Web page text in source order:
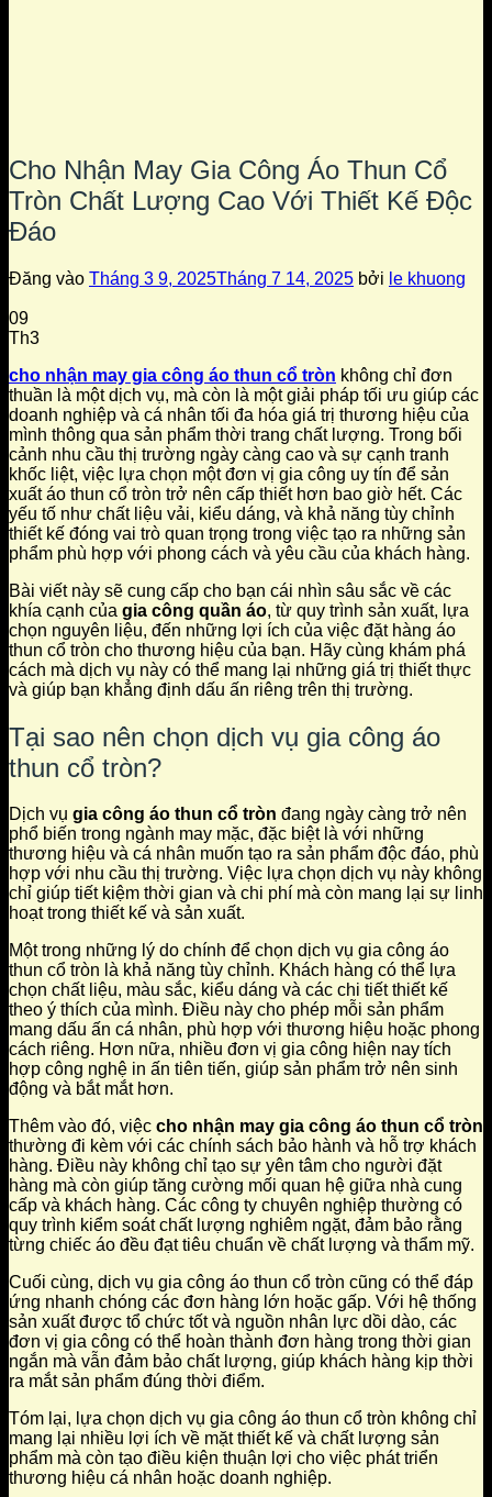
Cho Nhận May Gia Công Áo Thun Cổ
Tròn Chất Lượng Cao Với Thiết Kế Độc
Đáo
Đăng vào Tháng 3 9, 2025Tháng 7 14, 2025 bởi le khuong
09
Th3
cho nhận may gia công áo thun cổ tròn không chỉ đơn
thuần là một dịch vụ, mà còn là một giải pháp tối ưu giúp các
doanh nghiệp và cá nhân tối đa hóa giá trị thương hiệu của
mình thông qua sản phẩm thời trang chất lượng. Trong bối
cảnh nhu cầu thị trường ngày càng cao và sự cạnh tranh
khốc liệt, việc lựa chọn một đơn vị gia công uy tín để sản
xuất áo thun cổ tròn trở nên cấp thiết hơn bao giờ hết. Các
yếu tố như chất liệu vải, kiểu dáng, và khả năng tùy chỉnh
thiết kế đóng vai trò quan trọng trong việc tạo ra những sản
phẩm phù hợp với phong cách và yêu cầu của khách hàng.
Bài viết này sẽ cung cấp cho bạn cái nhìn sâu sắc về các
khía cạnh của gia công quần áo, từ quy trình sản xuất, lựa
chọn nguyên liệu, đến những lợi ích của việc đặt hàng áo
thun cổ tròn cho thương hiệu của bạn. Hãy cùng khám phá
cách mà dịch vụ này có thể mang lại những giá trị thiết thực
và giúp bạn khẳng định dấu ấn riêng trên thị trường.
Tại sao nên chọn dịch vụ gia công áo
thun cổ tròn?
Dịch vụ gia công áo thun cổ tròn đang ngày càng trở nên
phổ biến trong ngành may mặc, đặc biệt là với những
thương hiệu và cá nhân muốn tạo ra sản phẩm độc đáo, phù
hợp với nhu cầu thị trường. Việc lựa chọn dịch vụ này không
chỉ giúp tiết kiệm thời gian và chi phí mà còn mang lại sự linh
hoạt trong thiết kế và sản xuất.
Một trong những lý do chính để chọn dịch vụ gia công áo
thun cổ tròn là khả năng tùy chỉnh. Khách hàng có thể lựa
chọn chất liệu, màu sắc, kiểu dáng và các chi tiết thiết kế
theo ý thích của mình. Điều này cho phép mỗi sản phẩm
mang dấu ấn cá nhân, phù hợp với thương hiệu hoặc phong
cách riêng. Hơn nữa, nhiều đơn vị gia công hiện nay tích
hợp công nghệ in ấn tiên tiến, giúp sản phẩm trở nên sinh
động và bắt mắt hơn.
Thêm vào đó, việc cho nhận may gia công áo thun cổ tròn
thường đi kèm với các chính sách bảo hành và hỗ trợ khách
hàng. Điều này không chỉ tạo sự yên tâm cho người đặt
hàng mà còn giúp tăng cường mối quan hệ giữa nhà cung
cấp và khách hàng. Các công ty chuyên nghiệp thường có
quy trình kiểm soát chất lượng nghiêm ngặt, đảm bảo rằng
từng chiếc áo đều đạt tiêu chuẩn về chất lượng và thẩm mỹ.
Cuối cùng, dịch vụ gia công áo thun cổ tròn cũng có thể đáp
ứng nhanh chóng các đơn hàng lớn hoặc gấp. Với hệ thống
sản xuất được tổ chức tốt và nguồn nhân lực dồi dào, các
đơn vị gia công có thể hoàn thành đơn hàng trong thời gian
ngắn mà vẫn đảm bảo chất lượng, giúp khách hàng kịp thời
ra mắt sản phẩm đúng thời điểm.
Tóm lại, lựa chọn dịch vụ gia công áo thun cổ tròn không chỉ
mang lại nhiều lợi ích về mặt thiết kế và chất lượng sản
phẩm mà còn tạo điều kiện thuận lợi cho việc phát triển
thương hiệu cá nhân hoặc doanh nghiệp.